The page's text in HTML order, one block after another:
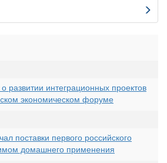
развитии интеграционных проектов
экономическом форуме
поставки первого российского
домашнего применения